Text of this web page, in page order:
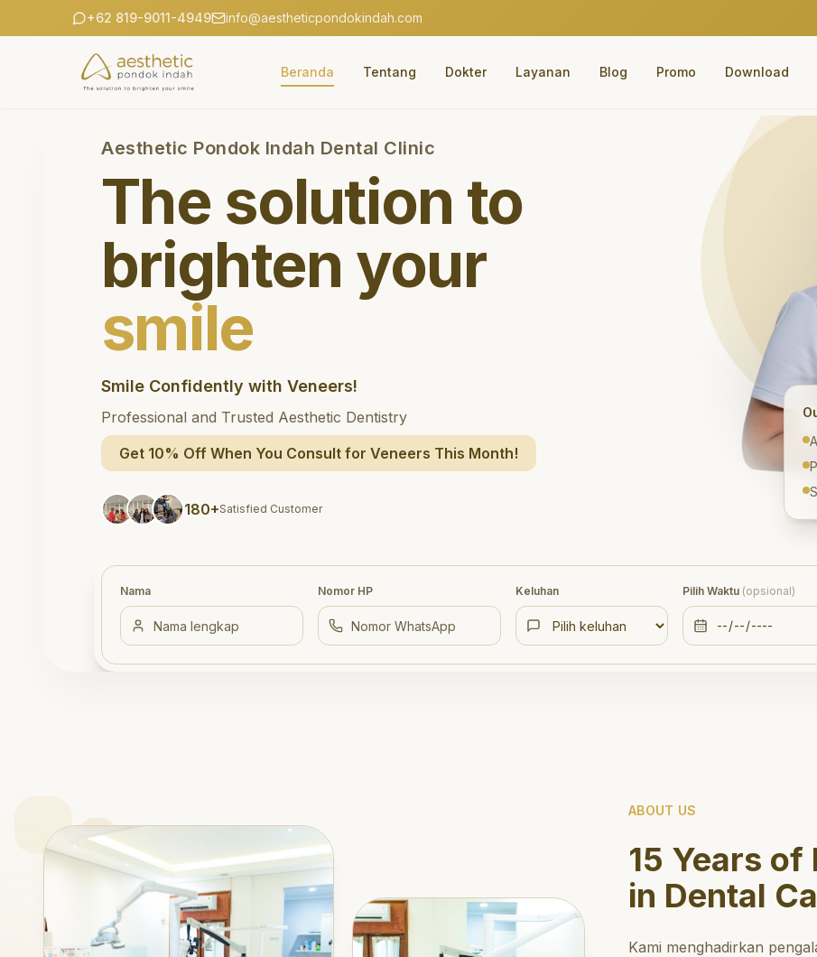
+62 819-9011-4949 info@aestheticpondokindah.com
Beranda Tentang Dokter Layanan Blog Promo Download
Aesthetic Pondok Indah Dental Clinic
The solution to
brighten your
smile
Smile Confidently with Veneers!
Professional and Trusted Aesthetic Dentistry
Get 10% Off When You Consult for Veneers This Month!
180+Satisfied Customer
Nama Nomor HP Keluhan Pilih Waktu (opsional)
ABOUT US
15 Years of
in Dental
Kami menghadirkan